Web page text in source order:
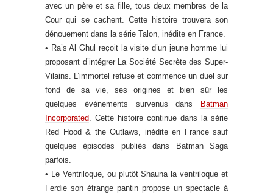
avec un père et sa fille, tous deux membres de la
Cour qui se cachent. Cette histoire trouvera son
dénouement dans la série Talon, inédite en France.
• Ra’s Al Ghul reçoit la visite d’un jeune homme lui
proposant d’intégrer La Société Secrète des Super-
Vilains. L’immortel refuse et commence un duel sur
fond de sa vie, ses origines et bien sûr les
quelques évènements survenus dans
Batman
Incorporated . Cette histoire continue dans la série
Red Hood & the Outlaws, inédite en France sauf
quelques épisodes publiés dans Batman Saga
parfois.
• Le Ventriloque, ou plutôt Shauna la ventriloque et
Ferdie son étrange pantin propose un spectacle à